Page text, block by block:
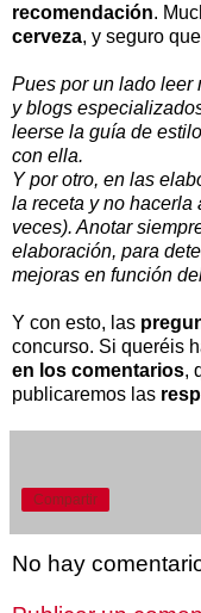
recomendación.
cerveza, y seguro
Pues por un lado leer
y blogs
leerse la guía de
con ella.
Y por otro, en las
la receta y no hacerla
veces). Anotar
elaboración, para
mejoras en función
Y con esto, las
concurso. Si queréis
en los comentarios,
publicaremos las
Compartir
No hay